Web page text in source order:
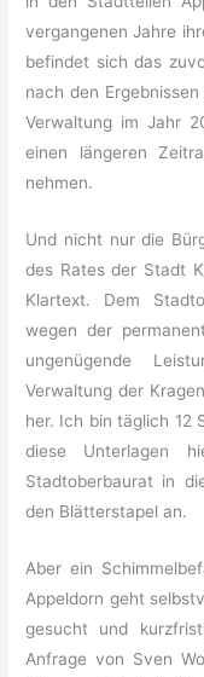
vergangenen Jahre
befindet sich das
nach den
Verwaltung im Jahr
einen längeren
nehmen.
Und nicht nur die
des Rates der Stadt
Klartext. Dem
wegen der
ungenügende
Verwaltung der
her. Ich bin täglich 12
diese Unterlagen
Stadtoberbaurat in
den Blätterstapel an.
Aber ein
Appeldorn geht
gesucht und
Anfrage von Sven